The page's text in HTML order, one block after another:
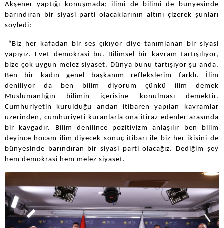
Akşener yaptığı konuşmada; ilimi de bilimi de bünyesinde
barındıran bir siyasi parti olacaklarının altını çizerek şunları
söyledi:
“Biz her kafadan bir ses çıkıyor diye tanımlanan bir siyasi
yapıyız. Evet demokrasi bu. Bilimsel bir kavram tartışılıyor,
bize çok uygun melez siyaset. Dünya bunu tartışıyor şu anda.
Ben bir kadın genel başkanım reflekslerim farklı. İlim
deniliyor da ben bilim diyorum çünkü ilim demek
Müslümanlığın bilimin içerisine konulması demektir.
Cumhuriyetin kurulduğu andan itibaren yapılan kavramlar
üzerinden, cumhuriyeti kuranlarla ona itiraz edenler arasında
bir kavgadır. Bilim denilince pozitivizm anlaşılır ben bilim
deyince hocam ilim diyecek sonuç itibarı ile biz her ikisini de
bünyesinde barındıran bir siyasi parti olacağız. Dediğim şey
hem demokrasi hem melez siyaset.